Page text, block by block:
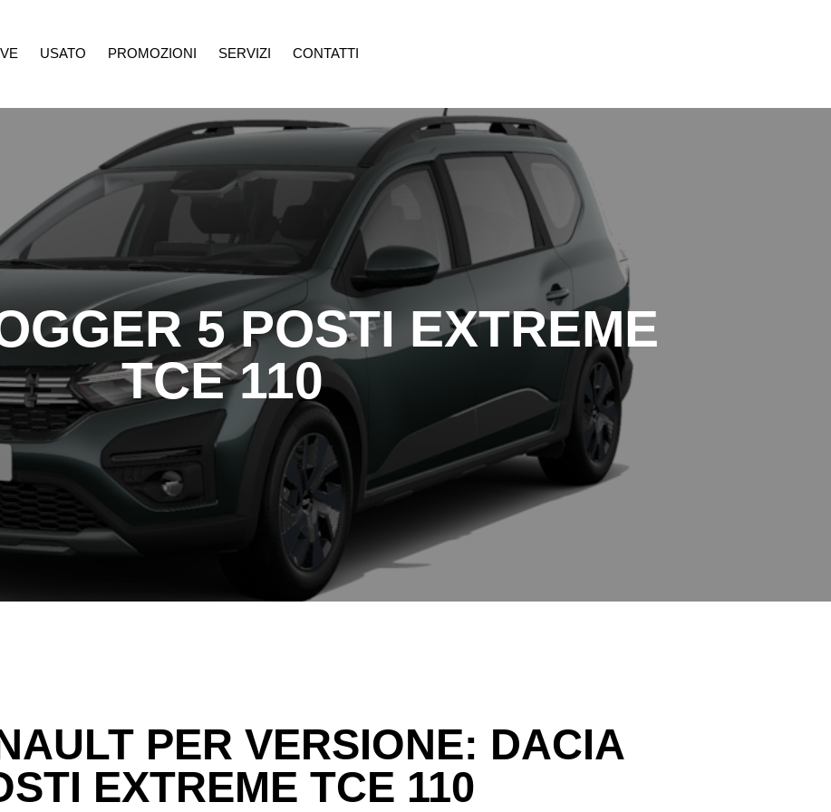
USATO PROMOZIONI SERVIZI CONTATTI
SERVIZI CONTATTI
5 POSTI EXTREME
TCE 110
PER VERSIONE: DACIA
EXTREME TCE 110